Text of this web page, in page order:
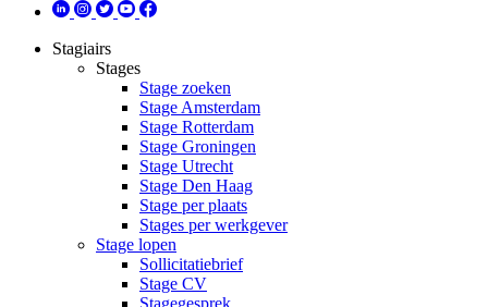
Stagiairs
Stages
Stage zoeken
Stage Amsterdam
Stage Rotterdam
Stage Groningen
Stage Utrecht
Stage Den Haag
Stage per plaats
Stages per werkgever
Stage lopen
Sollicitatiebrief
Stage CV
Stagegesprek